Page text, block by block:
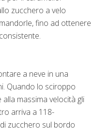
zucchero a velo
fino ad ottenere
a neve in una
Quando lo sciroppo
alla massima velocità gli
arriva a 118-
zucchero sul bordo